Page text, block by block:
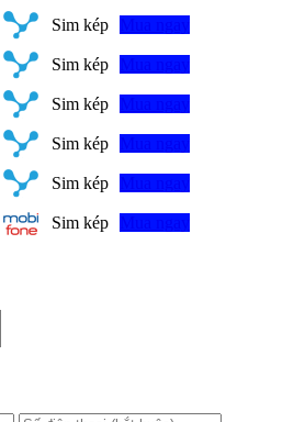
Sim kép
Sim kép
Sim kép
Sim kép
Sim kép
Sim kép